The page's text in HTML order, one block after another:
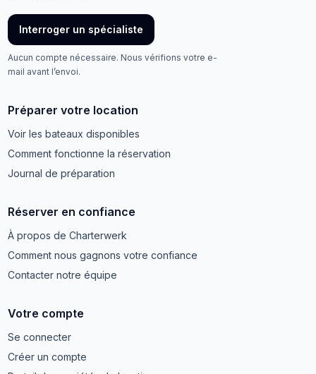
Interroger un spécialiste
Aucun compte nécessaire. Nous vérifions votre e-
mail avant l’envoi.
Préparer votre location
Voir les bateaux disponibles
Comment fonctionne la réservation
Journal de préparation
Réserver en confiance
À propos de Charterwerk
Comment nous gagnons votre confiance
Contacter notre équipe
Votre compte
Se connecter
Créer un compte